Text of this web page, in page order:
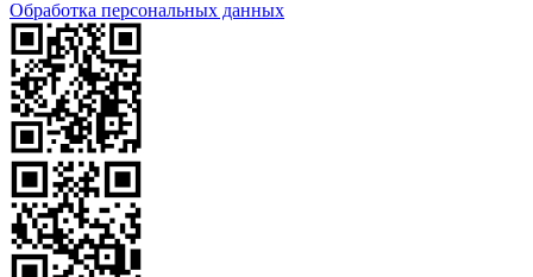
Обработка персональных данных